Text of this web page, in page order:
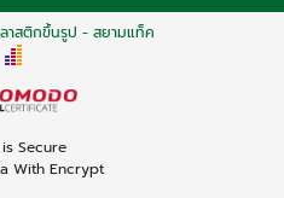
าสติกขึ้นรูป - สยามแท็ค
Secure
With Encrypt